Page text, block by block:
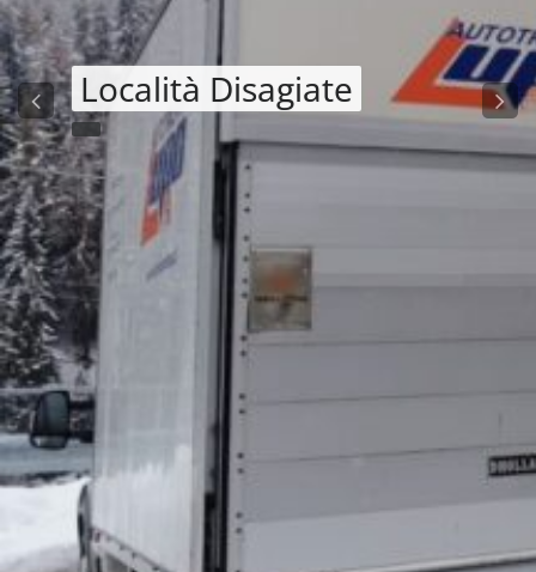
Località Disagiate